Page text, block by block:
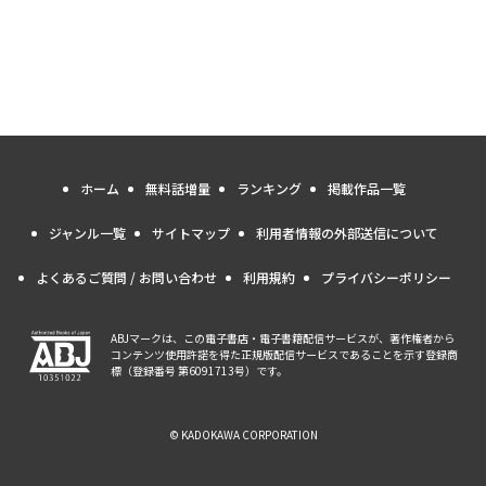
ホーム 無料話増量 ランキング 掲載作品一覧
ジャンル一覧 サイトマップ 利用者情報の外部送信について
よくあるご質問 / お問い合わせ 利用規約 プライバシーポリシー
ABJマークは、この電子書店・電子書籍配信サービスが、著作権者から
コンテンツ使用許諾を得た正規版配信サービスであることを示す登録商
標（登録番号 第6091713号）です。
© KADOKAWA CORPORATION